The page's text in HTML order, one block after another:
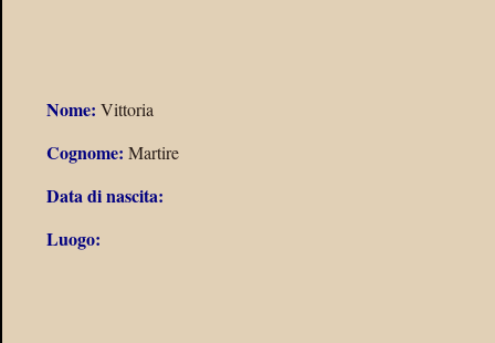
Nome: Vittoria
Cognome: Martire
Data di nascita:
Luogo: